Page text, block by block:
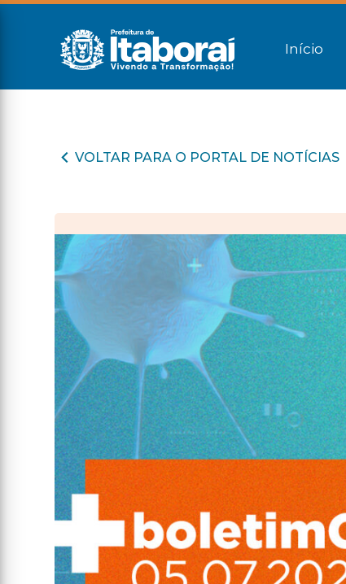
Início
VOLTAR PARA O PORTAL DE NOTÍCIAS